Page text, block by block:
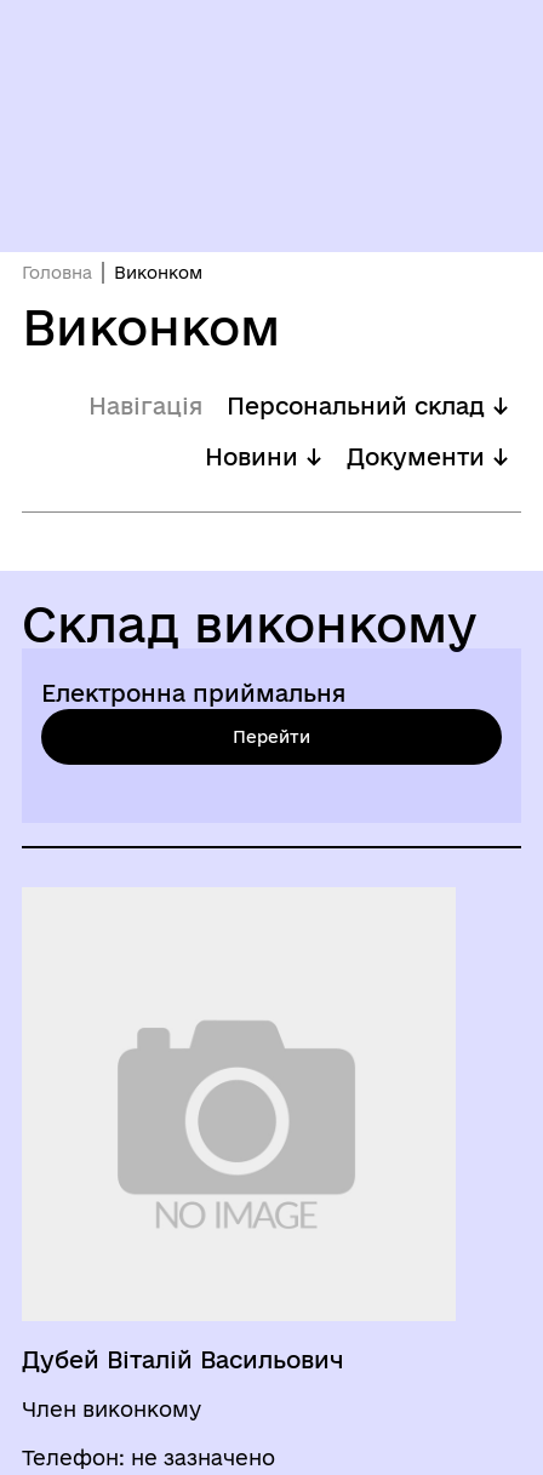
Головна Виконком
Виконком
Навігація
Персональний склад ↓
Новини ↓
Документи ↓
Склад виконкому
Електронна приймальня
Перейти
Дубей Віталій Васильович
Член виконкому
Телефон: не зазначено